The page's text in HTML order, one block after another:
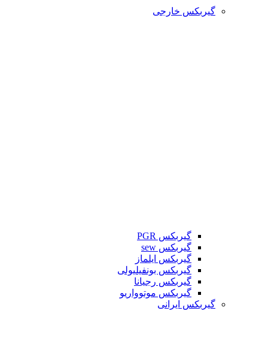
گیربکس خارجی
گیربکس PGR
گیربکس sew
گیربکس ایلماز
گیربکس بونفیلیولی
گیربکس رجیانا
گیربکس موتوواریو
گیربکس ایرانی